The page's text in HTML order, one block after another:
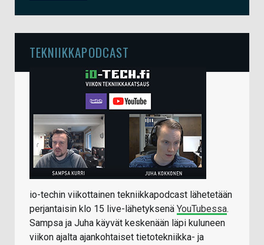
TEKNIIKKAPODCAST
io-techin viikottainen tekniikkapodcast lähetetään
perjantaisin klo 15 live-lähetyksenä YouTubessa.
Sampsa ja Juha käyvät keskenään läpi kuluneen
viikon ajalta ajankohtaiset tietotekniikka- ja